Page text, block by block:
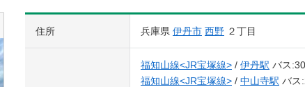
住所 兵庫県 伊丹市 西野 ２丁目
福知山線<JR宝塚線> / 伊丹駅 バス
福知山線<JR宝塚線> / 中山寺駅 バス